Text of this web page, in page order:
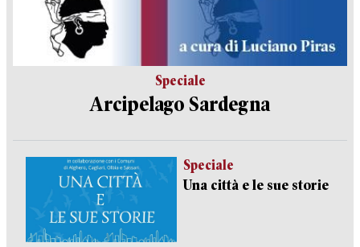
Speciale
Arcipelago Sardegna
Speciale
Una città e le sue storie